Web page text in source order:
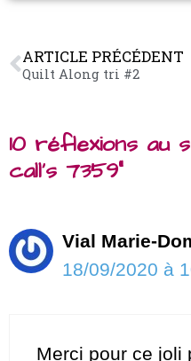
ARTICLE PRÉCÉDENT
Quilt Along tri #2
10 réflexions au
call’s 7359”
Vial Marie-
18/09/2020 à
Merci pour ce joli